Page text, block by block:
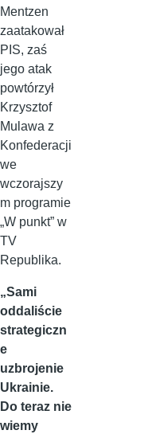
Mentzen
zaatakował
PIS, zaś
jego atak
powtórzył
Krzysztof
Mulawa z
Konfederacji
we
wczorajszy
m programie
„W punkt” w
TV
Republika.
„Sami
oddaliście
strategiczn
e
uzbrojenie
Ukrainie.
Do teraz nie
wiemy